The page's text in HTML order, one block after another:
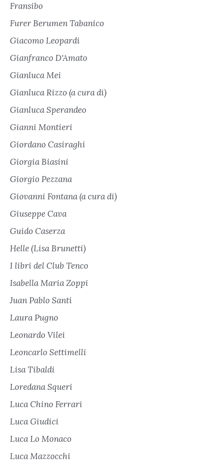
Fransibo
Furer Berumen Tabanico
Giacomo Leopardi
Gianfranco D'Amato
Gianluca Mei
Gianluca Rizzo (a cura di)
Gianluca Sperandeo
Gianni Montieri
Giordano Casiraghi
Giorgia Biasini
Giorgio Pezzana
Giovanni Fontana (a cura di)
Giuseppe Cava
Guido Caserza
Helle (Lisa Brunetti)
I libri del Club Tenco
Isabella Maria Zoppi
Juan Pablo Santi
Laura Pugno
Leonardo Vilei
Leoncarlo Settimelli
Lisa Tibaldi
Loredana Squeri
Luca Chino Ferrari
Luca Giudici
Luca Lo Monaco
Luca Mazzocchi